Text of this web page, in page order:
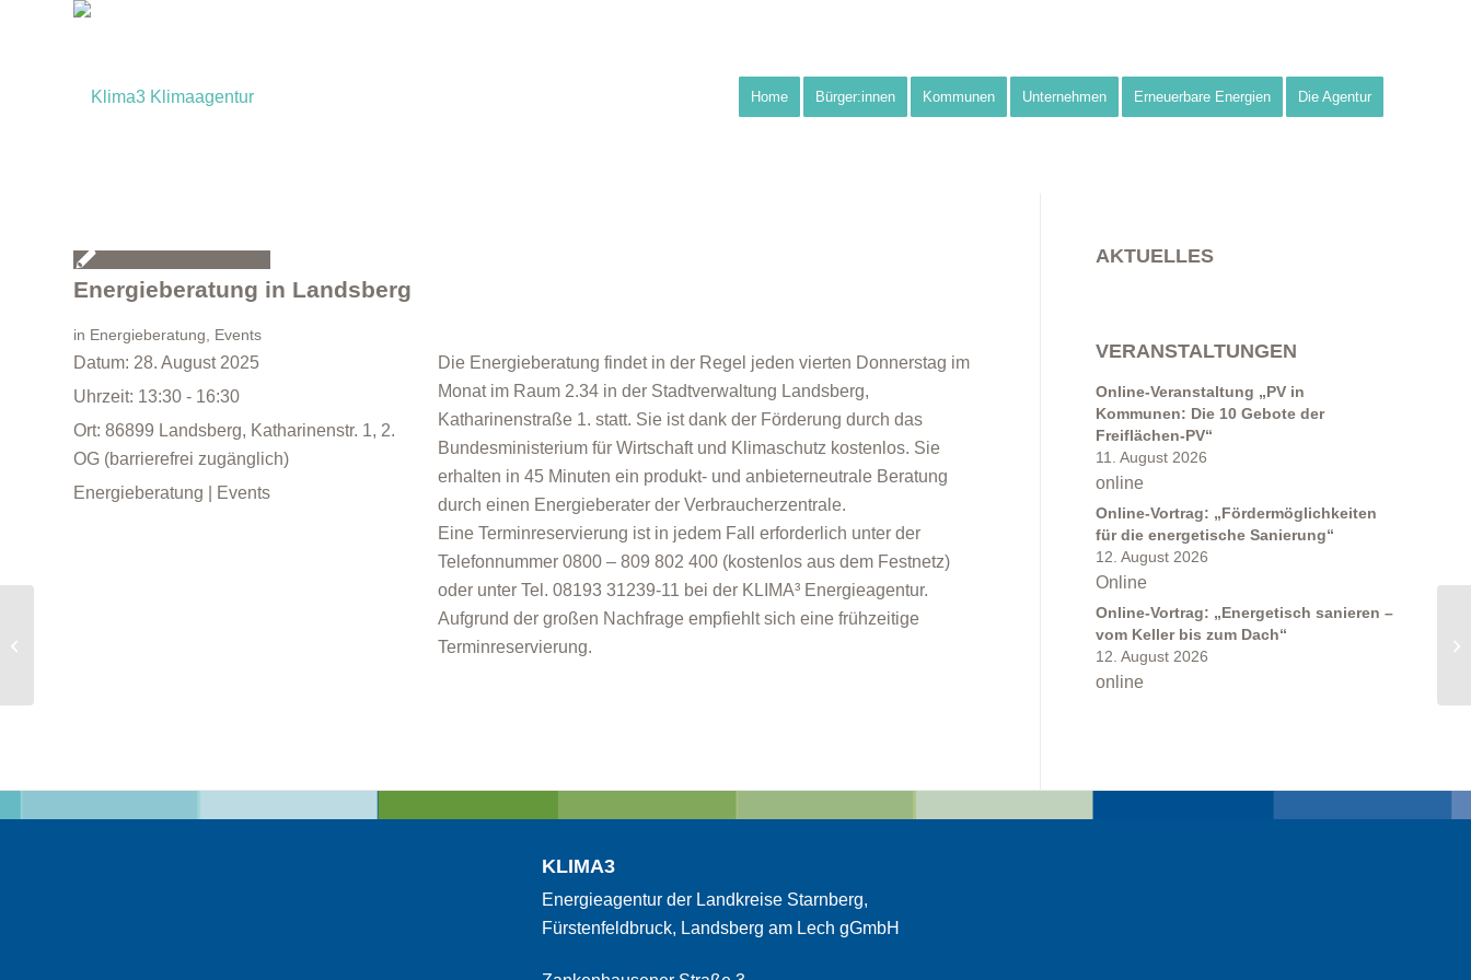
Home Bürger:innen Kommunen Unternehmen Erneuerbare Energien Die Agentur
Energieberatung in Landsberg
in Energieberatung Events
Datum: 28. August 2025
Uhrzeit: 13:30 - 16:30
Ort: 86899 Landsberg, Katharinenstr. 1, 2.
OG (barrierefrei zugänglich)
Energieberatung | Events
Die Energieberatung findet in der Regel jeden vierten Donnerstag im
Monat im Raum 2.34 in der Stadtverwaltung Landsberg,
Katharinenstraße 1. statt. Sie ist dank der Förderung durch das
Bundesministerium für Wirtschaft und Klimaschutz kostenlos. Sie
erhalten in 45 Minuten ein produkt- und anbieterneutrale Beratung
durch einen Energieberater der Verbraucherzentrale.
Eine Terminreservierung ist in jedem Fall erforderlich unter der
Telefonnummer 0800 – 809 802 400 (kostenlos aus dem Festnetz)
oder unter Tel. 08193 31239-11 bei der KLIMA³ Energieagentur.
Aufgrund der großen Nachfrage empfiehlt sich eine frühzeitige
Terminreservierung.
AKTUELLES
VERANSTALTUNGEN
Online-Veranstaltung „PV in
Kommunen: Die 10 Gebote der
Freiflächen-PV“
11. August 2026
online
Online-Vortrag: „Fördermöglichkeiten
für die energetische Sanierung“
12. August 2026
Online
Online-Vortrag: „Energetisch sanieren –
vom Keller bis zum Dach“
12. August 2026
online
KLIMA3
Energieagentur der Landkreise Starnberg,
Fürstenfeldbruck, Landsberg am Lech gGmbH